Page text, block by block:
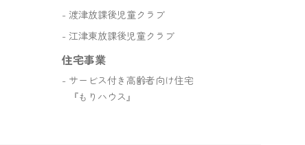
渡津放課後児童クラブ
江津東放課後児童クラブ
住宅事業
サービス付き高齢者向け住宅
『もりハウス』